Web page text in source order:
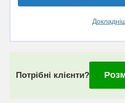
Потрібні клієнти?